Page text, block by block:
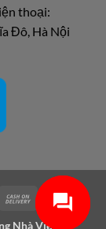
thoại:
Đô, Hà Nội
Cash
On
Nhà Việt